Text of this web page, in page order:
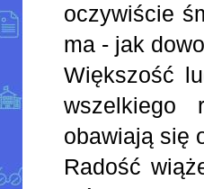
oczywiście
ma - jak
Większość
wszelkiego
obawiają się
Radość